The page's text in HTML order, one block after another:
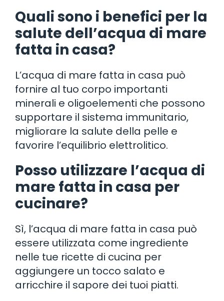
Quali sono i benefici per la
salute dell’acqua di mare
fatta in casa?
L’acqua di mare fatta in casa può
fornire al tuo corpo importanti
minerali e oligoelementi che possono
supportare il sistema immunitario,
migliorare la salute della pelle e
favorire l’equilibrio elettrolitico.
Posso utilizzare l’acqua di
mare fatta in casa per
cucinare?
Sì, l’acqua di mare fatta in casa può
essere utilizzata come ingrediente
nelle tue ricette di cucina per
aggiungere un tocco salato e
arricchire il sapore dei tuoi piatti.